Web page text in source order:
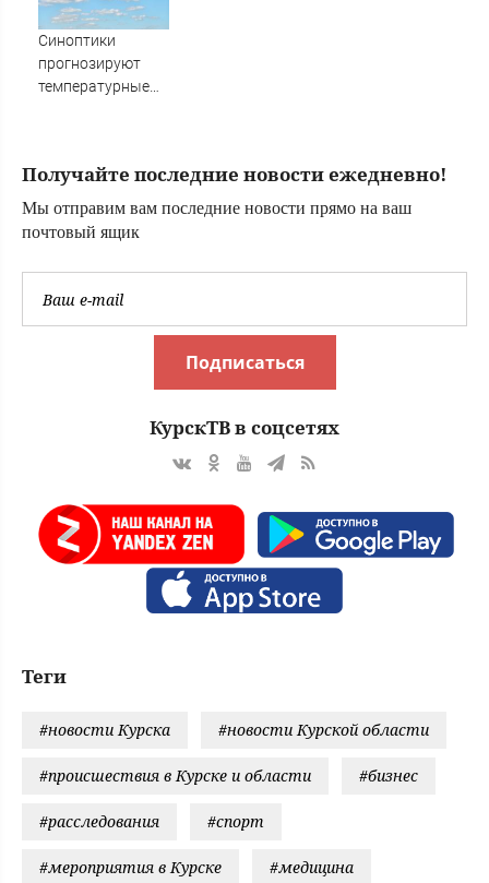
тот отказался от
карьеры -
Синоптики
прогнозируют
температурные
Получайте последние новости ежедневно!
Мы отправим вам последние новости прямо на ваш
почтовый ящик
Подписаться
КурскТВ в соцсетях
Теги
#новости Курска #новости Курской области
#происшествия в Курске и области #бизнес
#расследования #спорт
#мероприятия в Курске #медицина